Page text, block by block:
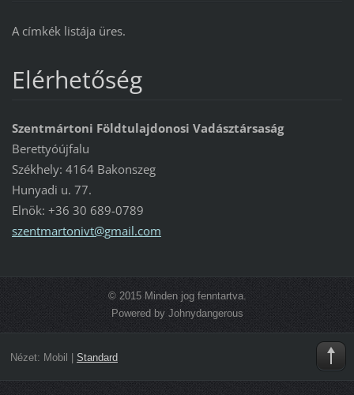
A címkék listája üres.
Elérhetőség
Szentmártoni Földtulajdonosi Vadásztársaság
Berettyóújfalu
Székhely: 4164 Bakonszeg
Hunyadi u. 77.
Elnök: +36 30 689-0789
szentmartonivt@gmail.com
© 2015 Minden jog fenntartva.
Powered by Johnydangerous
Nézet: Mobil Standard